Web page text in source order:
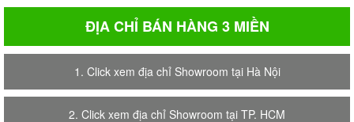
ĐỊA CHỈ BÁN HÀNG 3 MIỀN
1. Click xem địa chỉ Showroom tại Hà Nội
2. Click xem địa chỉ Showroom tại TP. HCM